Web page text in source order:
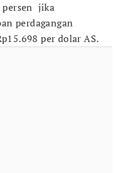
persen jika
perdagangan
per dolar AS.